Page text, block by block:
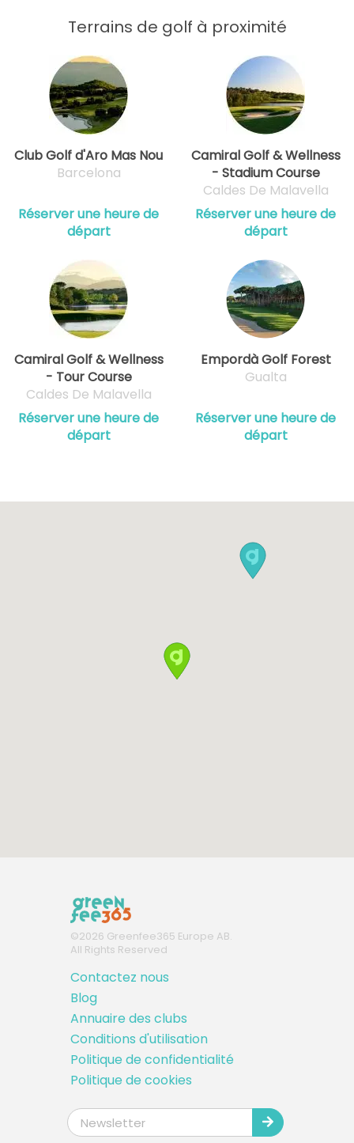
Terrains de golf à proximité
Club Golf d'Aro Mas Nou
Barcelona
Réserver une heure de
départ
Camiral Golf & Wellness
- Stadium Course
Caldes De Malavella
Réserver une heure de
départ
Camiral Golf & Wellness
- Tour Course
Caldes De Malavella
Réserver une heure de
départ
Empordà Golf Forest
Gualta
Réserver une heure de
départ
©2026 Greenfee365 Europe AB.
All Rights Reserved
Contactez nous
Blog
Annuaire des clubs
Conditions d'utilisation
Politique de confidentialité
Politique de cookies